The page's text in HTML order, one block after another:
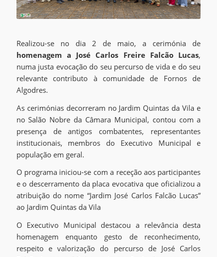
Realizou-se no dia 2 de maio, a cerimónia de
homenagem a José Carlos Freire Falcão Lucas,
numa justa evocação do seu percurso de vida e do seu
relevante contributo à comunidade de Fornos de
Algodres.
As cerimónias decorreram no Jardim Quintas da Vila e
no Salão Nobre da Câmara Municipal, contou com a
presença de antigos combatentes, representantes
institucionais, membros do Executivo Municipal e
população em geral.
O programa iniciou-se com a receção aos participantes
e o descerramento da placa evocativa que oficializou a
atribuição do nome “Jardim José Carlos Falcão Lucas”
ao Jardim Quintas da Vila
O Executivo Municipal destacou a relevância desta
homenagem enquanto gesto de reconhecimento,
respeito e valorização do percurso de José Carlos